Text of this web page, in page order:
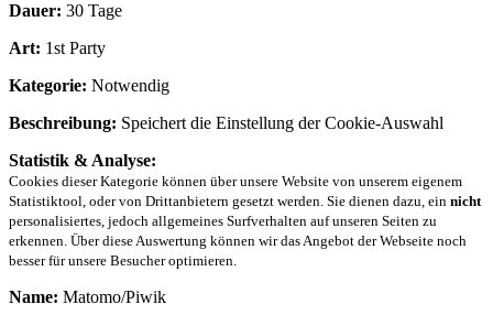
Dauer: 30 Tage
Art: 1st Party
Kategorie: Notwendig
Beschreibung: Speichert die Einstellung der Cookie-Auswahl
Statistik & Analyse:
Cookies dieser Kategorie können über unsere Website von unserem eigenem
Statistiktool, oder von Drittanbietern gesetzt werden. Sie dienen dazu, ein nicht
personalisiertes, jedoch allgemeines Surfverhalten auf unseren Seiten zu
erkennen. Über diese Auswertung können wir das Angebot der Webseite noch
besser für unsere Besucher optimieren.
Name: Matomo/Piwik